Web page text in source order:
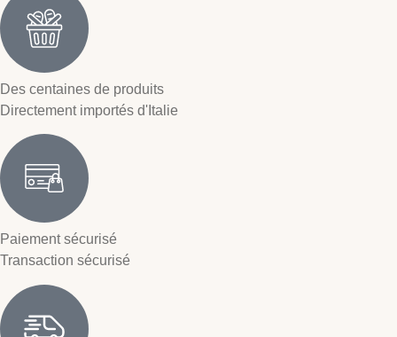
Des centaines de produits
Directement importés d'Italie
Paiement sécurisé
Transaction sécurisé